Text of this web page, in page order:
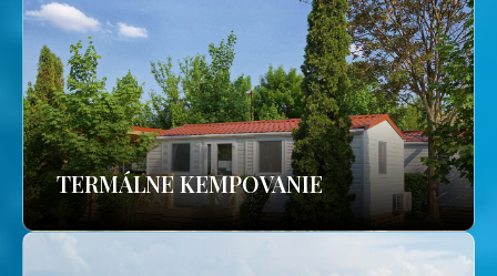
TERMÁLNE KEMPOVANIE